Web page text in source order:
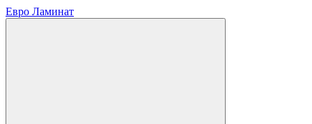
Евро Ламинат